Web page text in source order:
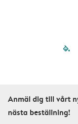
Anmäl dig till vårt
nästa beställning!